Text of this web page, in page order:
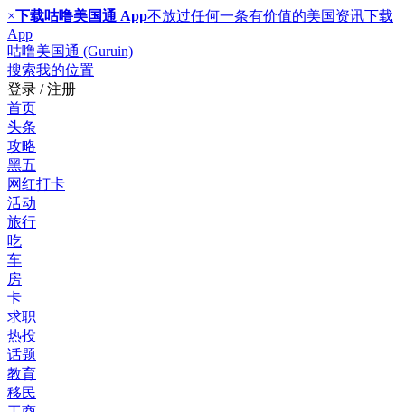
×下载咕噜美国通 App不放过任何一条有价值的美国资讯下载
App
咕噜美国通 (Guruin)
搜索我的位置
登录 / 注册
首页
头条
攻略
黑五
网红打卡
活动
旅行
吃
车
房
卡
求职
热投
话题
教育
移民